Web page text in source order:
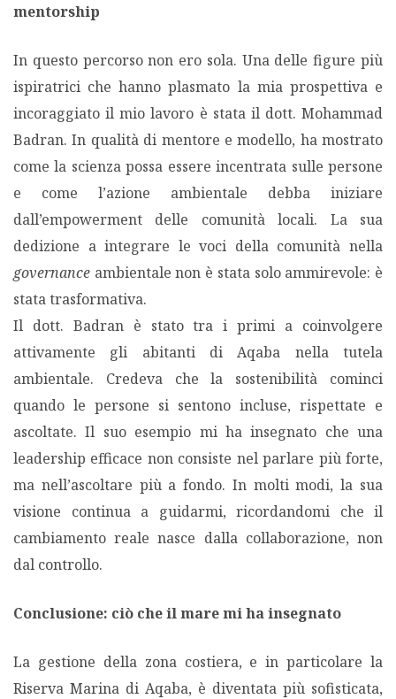
mentorship
In questo percorso non ero sola. Una delle figure più
ispiratrici che hanno plasmato la mia prospettiva e
incoraggiato il mio lavoro è stata il dott. Mohammad
Badran. In qualità di mentore e modello, ha mostrato
come la scienza possa essere incentrata sulle persone
e come l’azione ambientale debba iniziare
dall’empowerment delle comunità locali. La sua
dedizione a integrare le voci della comunità nella
governance ambientale non è stata solo ammirevole: è
stata trasformativa.
Il dott. Badran è stato tra i primi a coinvolgere
attivamente gli abitanti di Aqaba nella tutela
ambientale. Credeva che la sostenibilità cominci
quando le persone si sentono incluse, rispettate e
ascoltate. Il suo esempio mi ha insegnato che una
leadership efficace non consiste nel parlare più forte,
ma nell’ascoltare più a fondo. In molti modi, la sua
visione continua a guidarmi, ricordandomi che il
cambiamento reale nasce dalla collaborazione, non
dal controllo.
Conclusione: ciò che il mare mi ha insegnato
La gestione della zona costiera, e in particolare la
Riserva Marina di Aqaba, è diventata più sofisticata,